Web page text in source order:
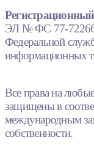
ЭЛ № ФС 77-72266
Федеральной
информационных
Все права на
защищены в
международным
собственности.